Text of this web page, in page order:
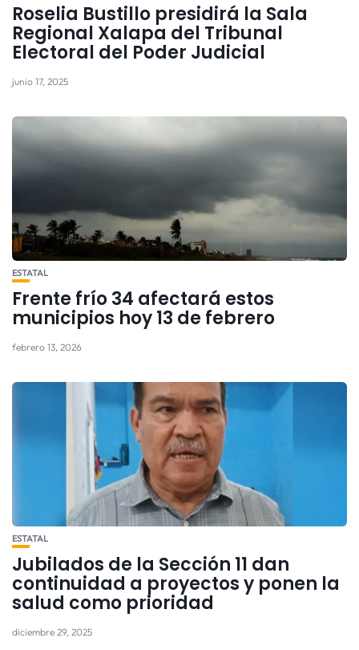
Roselia Bustillo presidirá la Sala
Regional Xalapa del Tribunal
Electoral del Poder Judicial
junio 17, 2025
ESTATAL
Frente frío 34 afectará estos
municipios hoy 13 de febrero
febrero 13, 2026
ESTATAL
Jubilados de la Sección 11 dan
continuidad a proyectos y ponen la
salud como prioridad
diciembre 29, 2025